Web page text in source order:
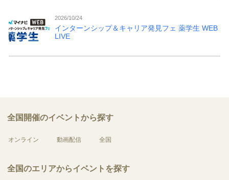
2026/10/24
インターンシップ＆キャリア発見フェ 薬学生 WEB
LIVE
全国開催のイベントから探す
オンライン 動画配信 全国
全国のエリアからイベントを探す